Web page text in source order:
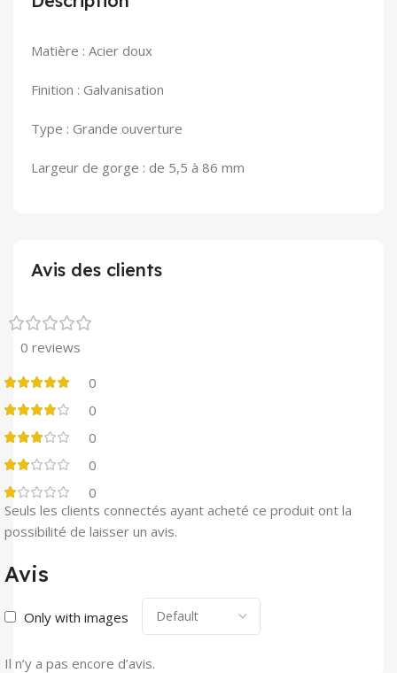
Matière : Acier doux
Finition : Galvanisation
Type : Grande ouverture
Largeur de gorge : de 5,5 à 86 mm
Avis des clients
0 reviews
0
0
0
0
0
Avis
Only with images
Il n’y a pas encore d’avis.
Seuls les clients connectés ayant acheté ce produit ont la
possibilité de laisser un avis.